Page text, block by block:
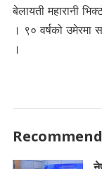
बेलायती महारानी
। ९० वर्षको
।